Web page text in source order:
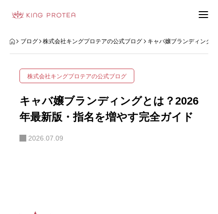
会社概要
利用規約
お問い合わせフォーム
ブログ 株式会社キングプロテアの公式ブログ キャバ嬢ブランディング
株式会社キングプロテアの公式ブログ
キャバ嬢ブランディングとは？2026
年最新版・指名を増やす完全ガイド
2026.07.09